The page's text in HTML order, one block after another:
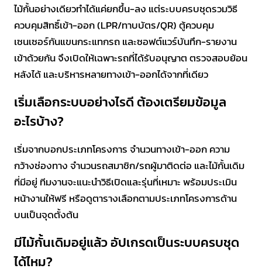
ไม้กั้นอย่างเดียวทำได้แค่ยกขึ้น-ลง แต่ระบบครบชุดรวมวิธี
ควบคุมสิทธิ์เข้า-ออก (LPR/ทาบบัตร/QR) ตู้ควบคุม
เซนเซอร์กันแขนกระแทกรถ และซอฟต์แวร์บันทึก-รายงาน
เข้าด้วยกัน จึงเปิดให้เฉพาะรถที่ได้รับอนุญาต ตรวจสอบย้อน
หลังได้ และบริหารหลายทางเข้า-ออกได้จากที่เดียว
เริ่มเลือกระบบอย่างไรดี ต้องเตรียมข้อมูล
อะไรบ้าง?
เริ่มจากบอกประเภทโครงการ จำนวนทางเข้า-ออก ความ
กว้างช่องทาง จำนวนรถสมาชิก/รถผู้มาติดต่อ และไม้กั้นเดิม
ที่มีอยู่ ทีมงานจะแนะนำวิธีเปิดและรุ่นที่เหมาะ พร้อมประเมิน
หน้างานให้ฟรี หรือดูตารางเลือกตามประเภทโครงการด้าน
บนเป็นจุดตั้งต้น
มีไม้กั้นเดิมอยู่แล้ว อัปเกรดเป็นระบบครบชุด
ได้ไหม?